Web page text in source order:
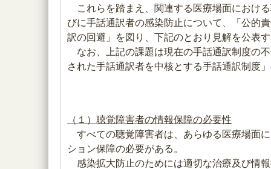
これらを踏まえ、関連する医療場面におけ
びに手話通訳者の感染防止について、「公的
訳の回避」を図り、下記のとおり見解を公表
なお、上記の課題は現在の手話通訳制度の
された手話通訳者を中核とする手話通訳制度
（１）聴覚障害者の情報保障の必要性
すべての聴覚障害者は、あらゆる医療場面
ション保障の必要がある。
感染拡大防止のためには適切な治療及び情